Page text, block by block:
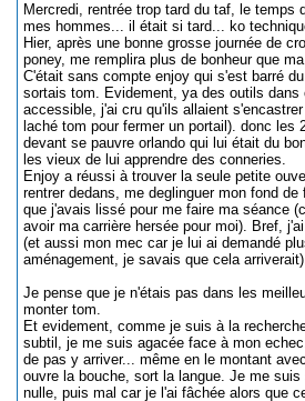
Mercredi, rentrée trop tard du taf, le temps
mes hommes... il était si tard... ko
Hier, après une bonne grosse journée de
poney, me remplira plus de bonheur que
C'était sans compte enjoy qui s'est barré
sortais tom. Evidement, ya des outils dans
accessible, j'ai cru qu'ils allaient
laché tom pour fermer un portail). donc les
devant se pauvre orlando qui lui était du
les vieux de lui apprendre des conneries.
Enjoy a réussi à trouver la seule petite
rentrer dedans, me deglinguer mon fond
que j'avais lissé pour me faire ma séance
avoir ma carrière hersée pour moi). Bref,
(et aussi mon mec car je lui ai demandé
aménagement, je savais que cela
Je pense que je n'étais pas dans les
monter tom.
Et evidement, comme je suis à la
subtil, je me suis agacée face à mon
de pas y arriver... même en le montant
ouvre la bouche, sort la langue. Je me
nulle, puis mal car je l'ai fâchée alors que